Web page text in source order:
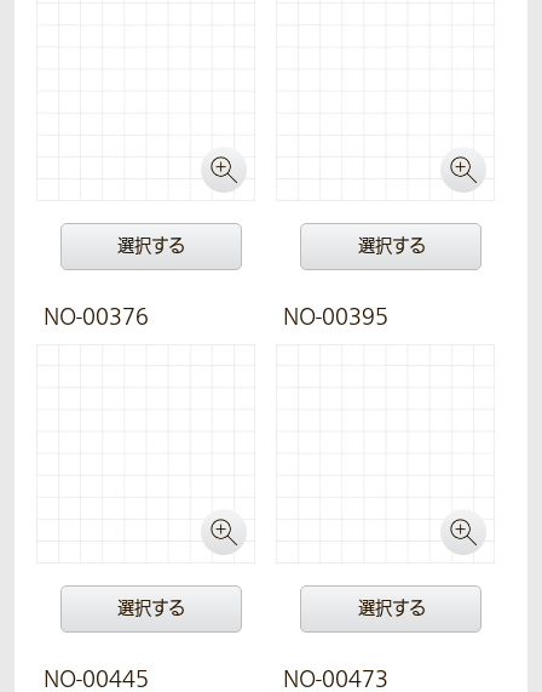
選択する 選択する
NO-00376
選択する
NO-00395
選択する
NO-00445 NO-00473